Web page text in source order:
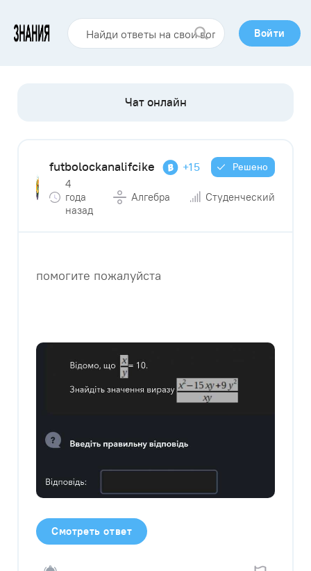
Войти
futbolockanalifcike +15 Решено
4
года
назад
Алгебра Студенческий
помогите пожалуйста
Смотреть ответ